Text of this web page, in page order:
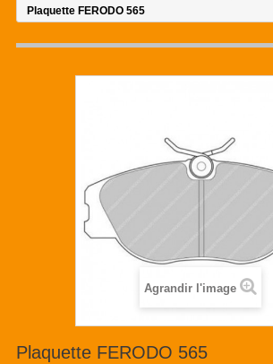
Plaquette FERODO 565
Agrandir l'image
Plaquette FERODO 565